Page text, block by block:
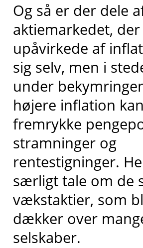
Og så er der dele
aktiemarkedet,
upåvirkede af
sig selv, men i
under
højere inflation kan
fremrykke
stramninger og
rentestigninger.
særligt tale om de
vækstaktier, som
dækker over
selskaber.